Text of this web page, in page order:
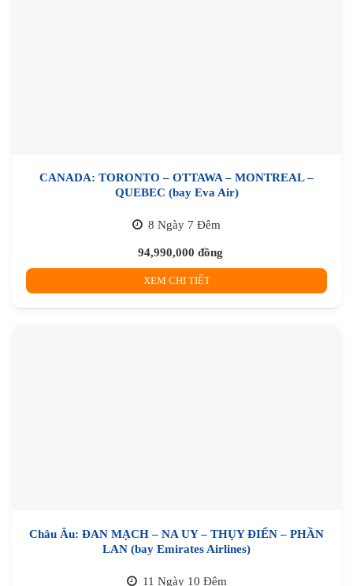
CANADA: TORONTO – OTTAWA – MONTREAL –
QUEBEC (bay Eva Air)
8 Ngày 7 Đêm
94,990,000 đồng
XEM CHI TIẾT
Châu Âu: ĐAN MẠCH – NA UY – THỤY ĐIỂN – PHẦN
LAN (bay Emirates Airlines)
11 Ngày 10 Đêm